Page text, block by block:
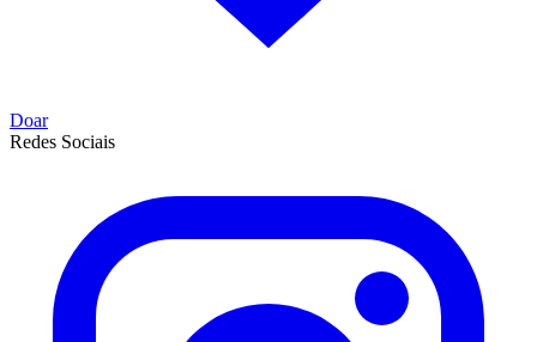
Doar
Redes Sociais